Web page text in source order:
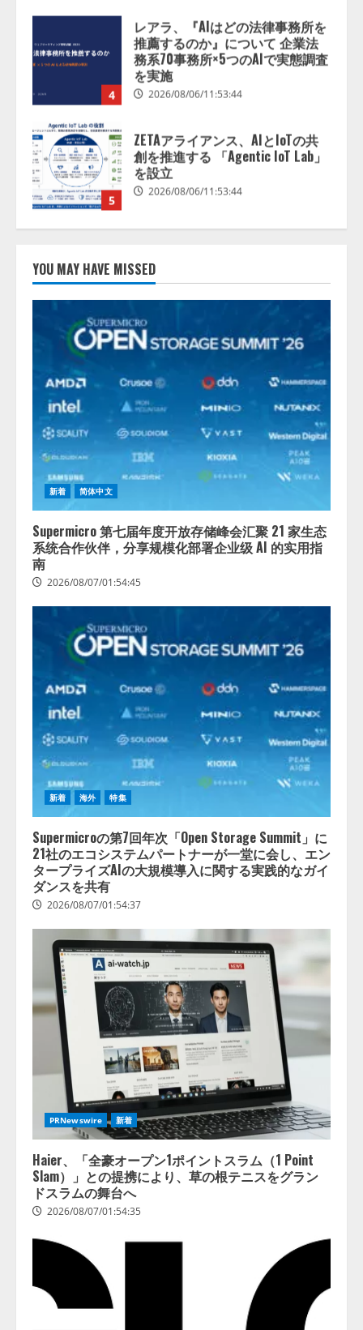
5
ZETAアライアンス、AIとIoTの共
創を推進する 「Agentic IoT Lab」
を設立
2026/08/06/11:53:44
1
AI駆動開発の推進に向けて
「TinhVan Technologies JSC.」と業
務提携
2026/08/06/14:54:32
レビCM公開！ 新オプション！ AI
が組織の業務実態を分析し労務改
善を支援。 藤原竜也メイキング
動画公開 「もしAIが自分を分析し
たら、すぐ休めと言われる自信が
ある」「昨年の夏はカブトムシを
捕まえたり、虫と戦ったり…」
2026/08/06/14:54:31
アシストAIテラス、ガバナンス機
能を備えたAIエージェントプラッ
トフォーム「QueryPie AIP」を提
供開始
2026/08/06/11:53:44
レアラ、『AIはどの法律事務所を
推薦するのか』について 企業法
務系70事務所×5つのAIで実態調査
YOU MAY HAVE MISSED
新着 简体中文
Supermicro 第七届年度开放存储峰会汇聚 21 家生态
系统合作伙伴，分享规模化部署企业级 AI 的实用指
南
2026/08/07/01:54:45
新着 海外 特集
Supermicroの第7回年次「Open Storage Summit」に
21社のエコシステムパートナーが一堂に会し、エン
タープライズAIの大規模導入に関する実践的なガイ
ダンスを共有
2026/08/07/01:54:37
PRNewswire 新着
Haier、「全豪オープン1ポイントスラム（1 Point
Slam）」との提携により、草の根テニスをグラン
ドスラムの舞台へ
2026/08/07/01:54:35